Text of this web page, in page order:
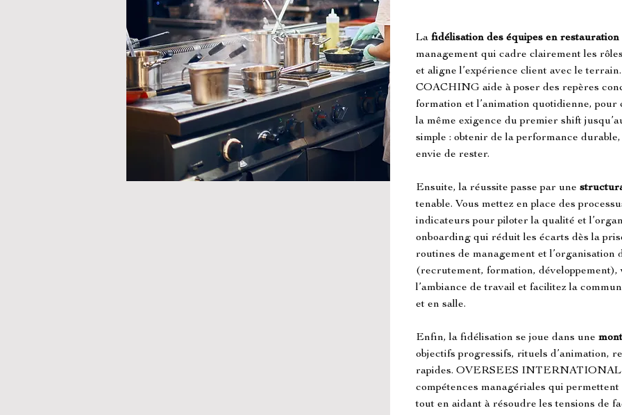
La fidélisation des équipes en restauration
management qui cadre clairement les
et aligne l’expérience client avec le
COACHING aide à poser des repères
formation et l’animation quotidienne,
la même exigence du premier shift
simple : obtenir de la performance
envie de rester.
Ensuite, la réussite passe par une
tenable. Vous mettez en place des
indicateurs pour piloter la qualité et
onboarding qui réduit les écarts dès la
routines de management et l’organisation
(recrutement, formation,
l’ambiance de travail et facilitez la
et en salle.
Enfin, la fidélisation se joue dans une
objectifs progressifs, rituels d’animation,
rapides. OVERSEES INTERNATIONAL
compétences managériales qui
tout en aidant à résoudre les tensions de